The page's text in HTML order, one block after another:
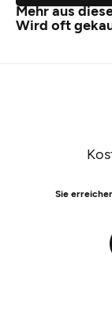
Mehr aus
Wird oft
Sie